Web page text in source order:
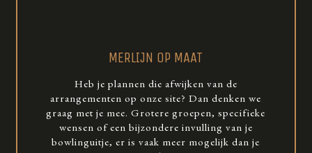
MERLIJN OP MAAT
Heb je plannen die afwijken van de
arrangementen op onze site? Dan denken we
graag met je mee. Grotere groepen, specifieke
wensen of een bijzondere invulling van je
bowlinguitje, er is vaak meer mogelijk dan je